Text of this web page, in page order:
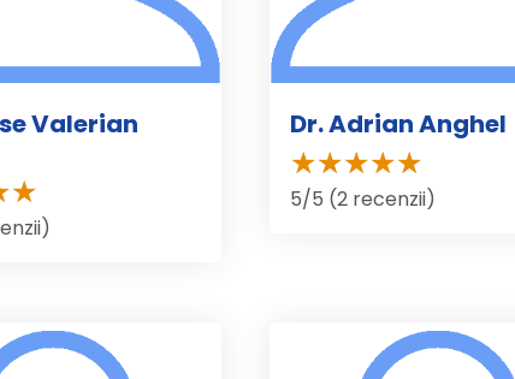
Valerian
Dr. Adrian Anghel
5/5 (2 recenzii)